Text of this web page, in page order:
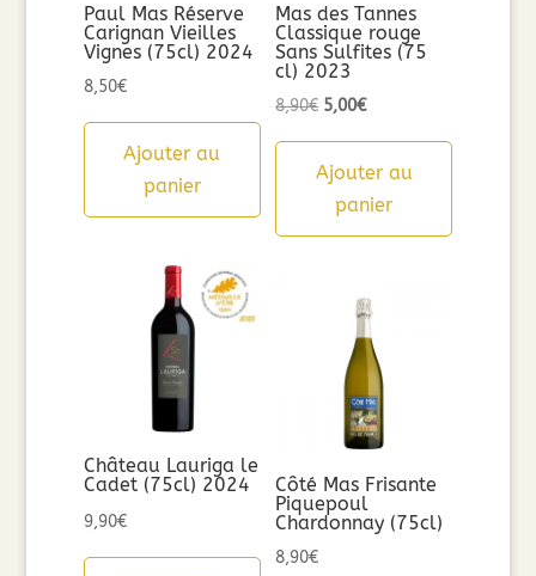
Paul Mas Réserve
Carignan Vieilles
Vignes (75cl) 2024
8,50€
Ajouter au
panier
Mas des Tannes
Classique rouge
Sans Sulfites (75
cl) 2023
8,90€ Le
initial
était :
5,00€Le
actuel
est :
Ajouter au
panier
Château Lauriga le
Cadet (75cl) 2024
9,90€
Côté Mas Frisante
Piquepoul
Chardonnay (75cl)
8,90€